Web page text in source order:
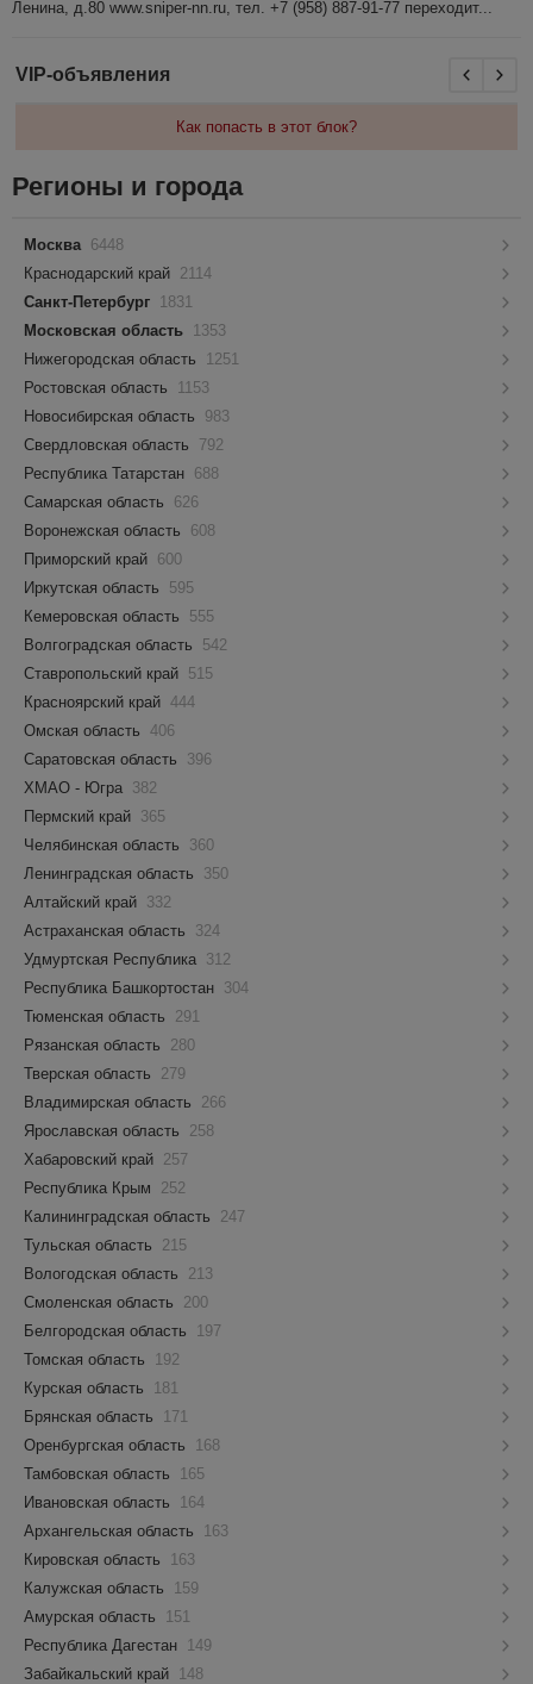
Ленина, д.80 www.sniper-nn.ru, тел. +7 (958) 887-91-77 переходит...
VIP-объявления
Как попасть в этот блок?
Регионы и города
Москва 6448
Краснодарский край 2114
Санкт-Петербург 1831
Московская область 1353
Нижегородская область
1251
Ростовская область
1153
Новосибирская область
983
Свердловская область
792
Республика Татарстан 688
Самарская область
626
Воронежская область
608
Приморский край 600
Иркутская область
595
Кемеровская область
555
Волгоградская область
542
Ставропольский край 515
Красноярский край 444
Омская область 406
Саратовская область
396
ХМАО - Югра 382
Пермский край 365
Челябинская область
360
Ленинградская область
350
Алтайский край 332
Астраханская область
324
Удмуртская Республика 312
Республика Башкортостан 304
Тюменская область
291
Рязанская область
280
Тверская область
279
Владимирская область
266
Ярославская область
258
Хабаровский край 257
Республика Крым
252
Калининградская область
247
Тульская область
215
Вологодская область
213
Смоленская область
200
Белгородская область
197
Томская область
192
Курская область
181
Брянская область
171
Оренбургская область
168
Тамбовская область
165
Ивановская область
164
Архангельская область
163
Кировская область
163
Калужская область
159
Амурская область
151
Республика Дагестан 149
Забайкальский край 148